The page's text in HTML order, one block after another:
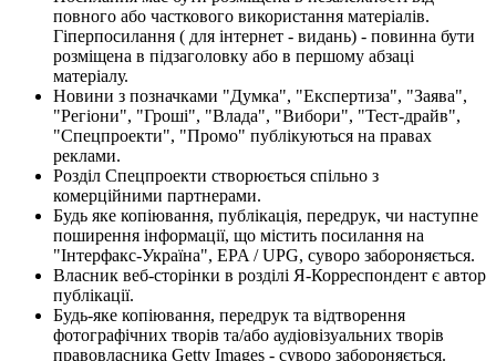
повного або часткового використання матеріалів.
Гіперпосилання ( для інтернет - видань) - повинна бути
розміщена в підзаголовку або в першому абзаці
матеріалу.
Новини з позначками "Думка", "Експертиза", "Заява",
"Регіони", "Гроші", "Влада", "Вибори", "Тест-драйв",
"Спецпроекти", "Промо" публікуються на правах
реклами.
Розділ Спецпроекти створюється спільно з
комерційними партнерами.
Будь яке копіювання, публікація, передрук, чи наступне
поширення інформації, що містить посилання на
"Інтерфакс-Україна", EPA / UPG, суворо забороняється.
Власник веб-сторінки в розділі Я-Корреспондент є автор
публікації.
Будь-яке копіювання, передрук та відтворення
фотографічних творів та/або аудіовізуальних творів
правовласника Getty Images - суворо забороняється.